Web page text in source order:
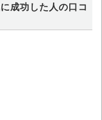
成功した人の口コ